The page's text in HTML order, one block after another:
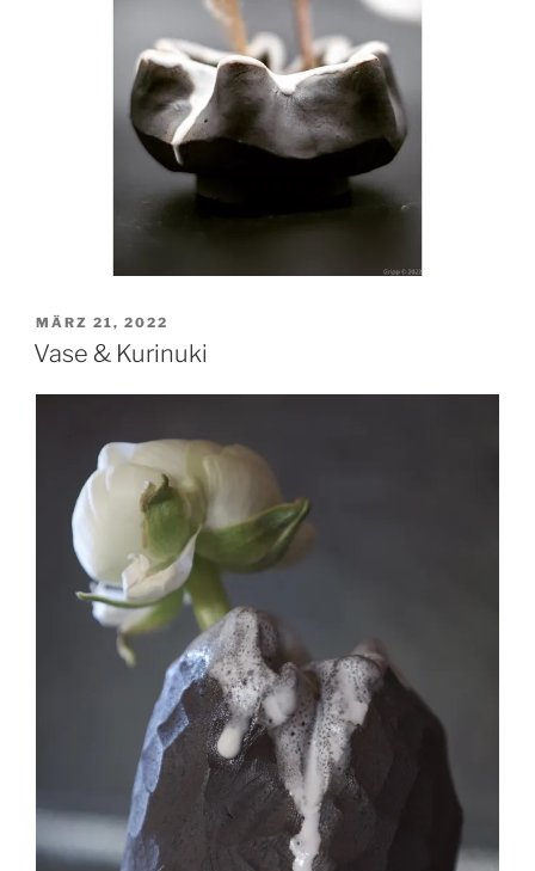
VERÖFFENTLICHT
AM
MÄRZ 21, 2022
Vase & Kurinuki